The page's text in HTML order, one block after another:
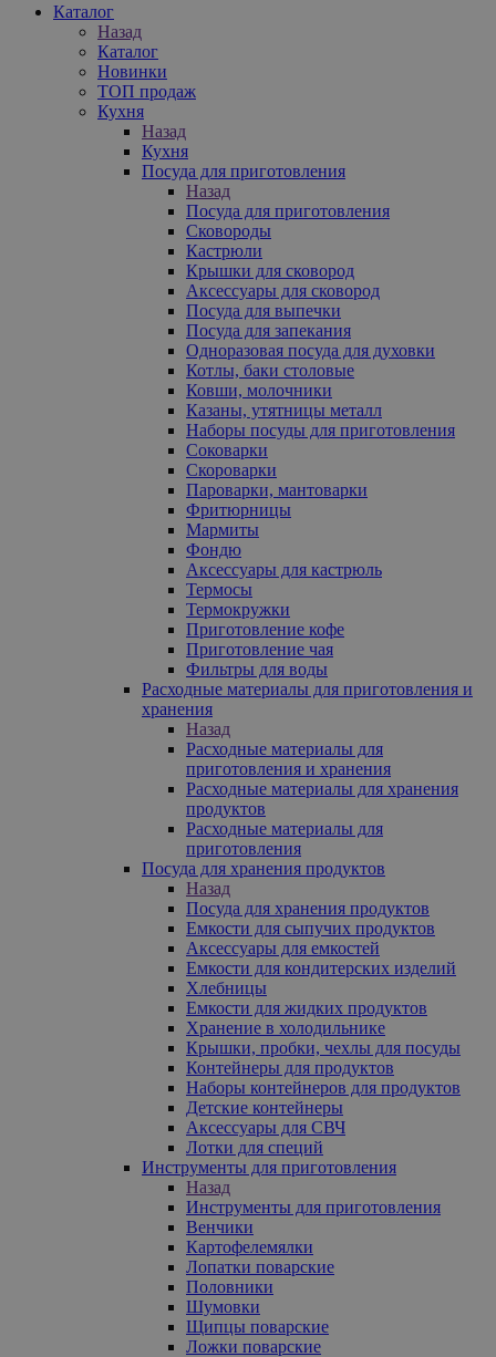
Каталог
Назад
Каталог
Новинки
ТОП продаж
Кухня
Назад
Кухня
Посуда для приготовления
Назад
Посуда для приготовления
Сковороды
Кастрюли
Крышки для сковород
Аксессуары для сковород
Посуда для выпечки
Посуда для запекания
Одноразовая посуда для духовки
Котлы, баки столовые
Ковши, молочники
Казаны, утятницы металл
Наборы посуды для приготовления
Соковарки
Скороварки
Пароварки, мантоварки
Фритюрницы
Мармиты
Фондю
Аксессуары для кастрюль
Термосы
Термокружки
Приготовление кофе
Приготовление чая
Фильтры для воды
Расходные материалы для приготовления и
хранения
Назад
Расходные материалы для
приготовления и хранения
Расходные материалы для хранения
продуктов
Расходные материалы для
приготовления
Посуда для хранения продуктов
Назад
Посуда для хранения продуктов
Емкости для сыпучих продуктов
Аксессуары для емкостей
Емкости для кондитерских изделий
Хлебницы
Емкости для жидких продуктов
Хранение в холодильнике
Крышки, пробки, чехлы для посуды
Контейнеры для продуктов
Наборы контейнеров для продуктов
Детские контейнеры
Аксессуары для СВЧ
Лотки для специй
Инструменты для приготовления
Назад
Инструменты для приготовления
Венчики
Картофелемялки
Лопатки поварские
Половники
Шумовки
Щипцы поварские
Ложки поварские